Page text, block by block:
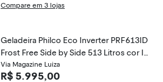
Compare em 3 lojas
Geladeira Philco Eco Inverter PRF613ID
Frost Free Side by Side 513 Litros cor In
ox
Via Magazine Luiza
R$ 5.995,00